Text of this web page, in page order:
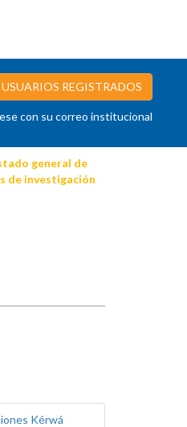
USUARIOS REGISTRADOS
con su correo institucional
general de
de investigación
Kérwá